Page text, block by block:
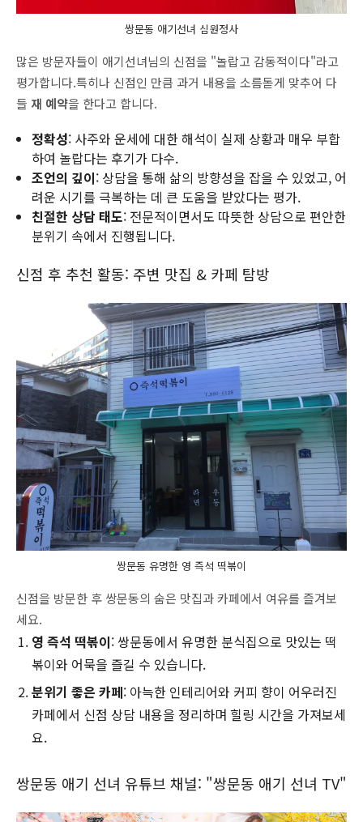
쌍문동 애기선녀 심원정사
많은 방문자들이 애기선녀님의 신점을 "놀랍고 감동적이다"라고
평가합니다.특히나 신점인 만큼 과거 내용을 소름돋게 맞추어 다
들 재 예약을 한다고 합니다.
정확성: 사주와 운세에 대한 해석이 실제 상황과 매우 부합
하여 놀랍다는 후기가 다수.
조언의 깊이: 상담을 통해 삶의 방향성을 잡을 수 있었고, 어
려운 시기를 극복하는 데 큰 도움을 받았다는 평가.
친절한 상담 태도: 전문적이면서도 따뜻한 상담으로 편안한
분위기 속에서 진행됩니다.
신점 후 추천 활동: 주변 맛집 & 카페 탐방
쌍문동 유명한 영 즉석 떡볶이
신점을 방문한 후 쌍문동의 숨은 맛집과 카페에서 여유를 즐겨보
세요.
영 즉석 떡볶이: 쌍문동에서 유명한 분식집으로 맛있는 떡
볶이와 어묵을 즐길 수 있습니다.
분위기 좋은 카페: 아늑한 인테리어와 커피 향이 어우러진
카페에서 신점 상담 내용을 정리하며 힐링 시간을 가져보세
요.
쌍문동 애기 선녀 유튜브 채널: "쌍문동 애기 선녀 TV"